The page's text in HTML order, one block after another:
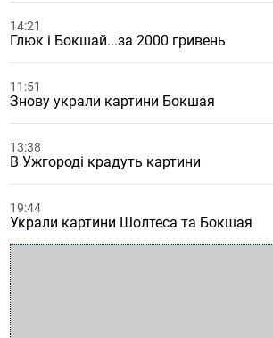
14:21
Глюк і Бокшай...за 2000 гривень
11:51
Знову украли картини Бокшая
13:38
В Ужгороді крадуть картини
19:44
Украли картини Шолтеса та Бокшая